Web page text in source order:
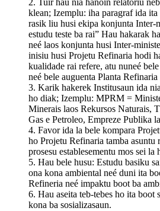
2. Tuir hau nia hanoin relatoriu
klean; Izemplu: iha paragraf ida
rasik liu husi ekipa konjunta Inter-
estudu teste ba rai” Hau hakarak
neé laos konjunta husi Inter-
inisiu husi Projetu Refinaria hodi
kualidade rai refere, atu nuneé
neé bele auguenta Planta Refinaria
3. Karik hakerek Institusaun ida
ho diak; Izemplu: MPRM =
Minerais laos Rekursos Naturais,
Gas e Petroleo, Empreze Publika
4. Favor ida la bele kompara
ho Projetu Refinaria tamba asuntu
prosesu establesementu mos sei la
5. Hau bele husu: Estudu basiku
ona kona ambiental neé duni ita
Refineria neé impaktu boot ba
6. Hau aseita teb-tebes ho ita boot
kona ba sosializasaun.